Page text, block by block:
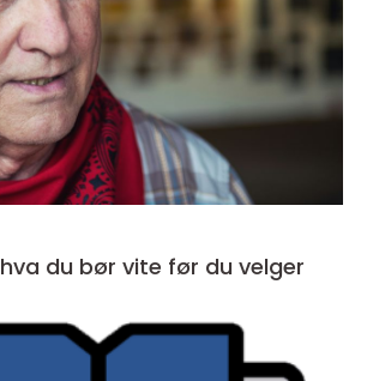
Høreapparat hva du bør vite før du velger